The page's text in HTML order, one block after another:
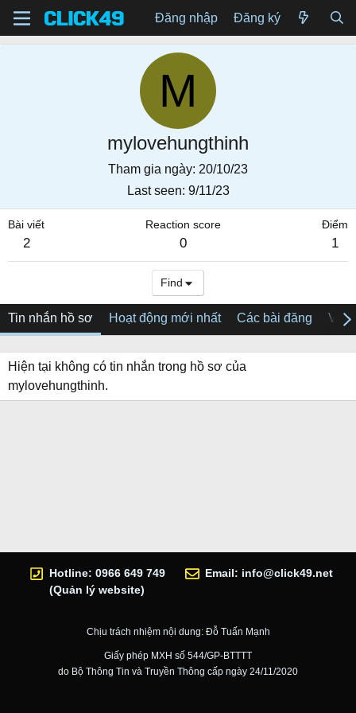
Đăng nhập Đăng ký
M
mylovehungthinh
Tham gia ngày 20/10/23
Last seen 9/11/23
Bài viết
2
Reaction score
0
Điểm
1
Find
Tin nhắn hồ sơ Hoạt động mới nhất Các bài đăng Về
Hiện tại không có tin nhắn trong hồ sơ của
mylovehungthinh.
Hotline: 0966 649 749
(Quản lý website)
Email: info@click49.net
Chịu trách nhiệm nội dung: Đỗ Tuấn Mạnh
Giấy phép MXH số 544/GP-BTTTT
do Bộ Thông Tin và Truyền Thông cấp ngày 24/11/2020